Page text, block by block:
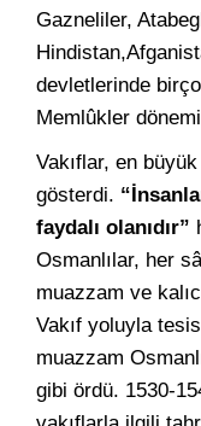
Gazneliler,
devletlerinde
Memlûkler
Vakıflar, en
gösterdi.
faydalı olanıdır”
Osmanlılar, her
muazzam ve
Vakıf yoluyla
muazzam
gibi ördü. 1530-